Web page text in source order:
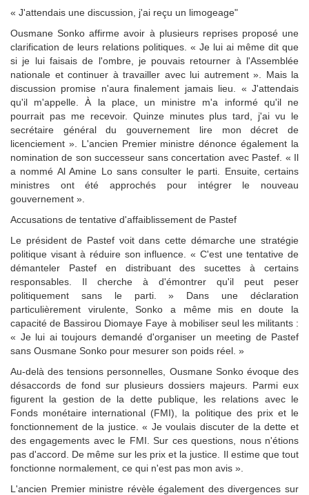
« J'attendais une discussion, j'ai reçu un limogeage"
Ousmane Sonko affirme avoir à plusieurs reprises proposé une
clarification de leurs relations politiques. « Je lui ai même dit que
si je lui faisais de l'ombre, je pouvais retourner à l'Assemblée
nationale et continuer à travailler avec lui autrement ». Mais la
discussion promise n'aura finalement jamais lieu. « J'attendais
qu'il m'appelle. À la place, un ministre m'a informé qu'il ne
pourrait pas me recevoir. Quinze minutes plus tard, j'ai vu le
secrétaire général du gouvernement lire mon décret de
licenciement ». L'ancien Premier ministre dénonce également la
nomination de son successeur sans concertation avec Pastef. « Il
a nommé Al Amine Lo sans consulter le parti. Ensuite, certains
ministres ont été approchés pour intégrer le nouveau
gouvernement ».
Accusations de tentative d'affaiblissement de Pastef
Le président de Pastef voit dans cette démarche une stratégie
politique visant à réduire son influence. « C'est une tentative de
démanteler Pastef en distribuant des sucettes à certains
responsables. Il cherche à d'émontrer qu'il peut peser
politiquement sans le parti. » Dans une déclaration
particulièrement virulente, Sonko a même mis en doute la
capacité de Bassirou Diomaye Faye à mobiliser seul les militants :
« Je lui ai toujours demandé d'organiser un meeting de Pastef
sans Ousmane Sonko pour mesurer son poids réel. »
Au-delà des tensions personnelles, Ousmane Sonko évoque des
désaccords de fond sur plusieurs dossiers majeurs. Parmi eux
figurent la gestion de la dette publique, les relations avec le
Fonds monétaire international (FMI), la politique des prix et le
fonctionnement de la justice. « Je voulais discuter de la dette et
des engagements avec le FMI. Sur ces questions, nous n'étions
pas d'accord. De même sur les prix et la justice. Il estime que tout
fonctionne normalement, ce qui n'est pas mon avis ».
L'ancien Premier ministre révèle également des divergences sur